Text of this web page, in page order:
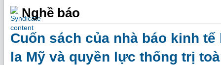
Nghề báo
Cuốn sách của nhà báo kinh
la Mỹ và quyền lực thống trị